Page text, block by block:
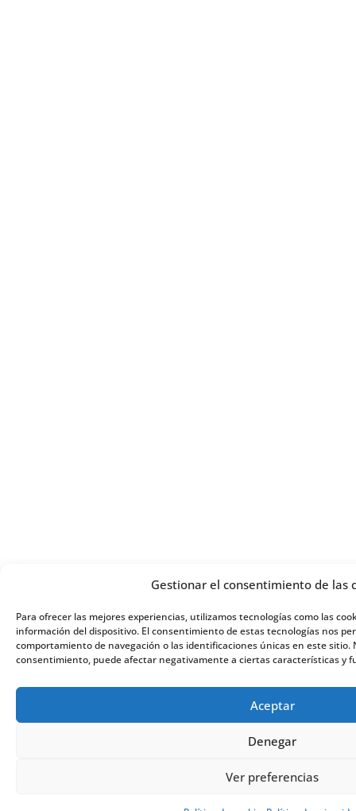
Gestionar el consentimiento de las
Para ofrecer las mejores experiencias, utilizamos tecnologías como las
información del dispositivo. El consentimiento de estas tecnologías nos
comportamiento de navegación o las identificaciones únicas en este
consentimiento, puede afectar negativamente a ciertas características y
Aceptar
Denegar
Ver preferencias